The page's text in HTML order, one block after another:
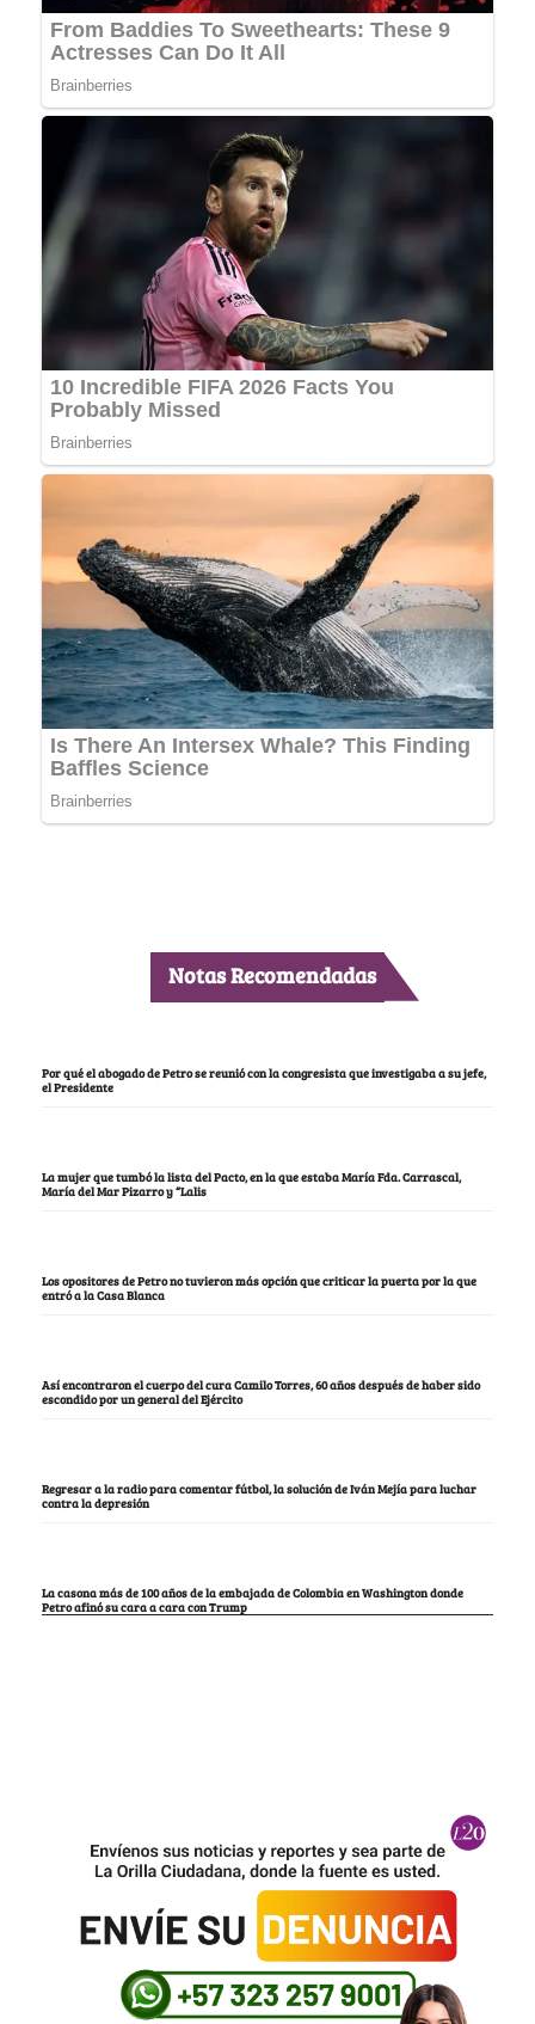
Notas Recomendadas
Por qué el abogado de Petro se reunió con la congresista que investigaba a su jefe,
el Presidente
La mujer que tumbó la lista del Pacto, en la que estaba María Fda. Carrascal,
María del Mar Pizarro y “Lalis
Los opositores de Petro no tuvieron más opción que criticar la puerta por la que
entró a la Casa Blanca
Así encontraron el cuerpo del cura Camilo Torres, 60 años después de haber sido
escondido por un general del Ejército
Regresar a la radio para comentar fútbol, la solución de Iván Mejía para luchar
contra la depresión
La casona más de 100 años de la embajada de Colombia en Washington donde
Petro afinó su cara a cara con Trump